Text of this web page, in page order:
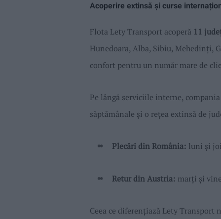
Acoperire extinsă și curse
Flota Lety Transport acoperă 11
Hunedoara, Alba, Sibiu, Mehedinți,
confort pentru un număr mare de
Pe lângă serviciile interne,
săptămânale și o rețea extinsă de
Plecări din România: luni și joi
Returdin Austria: marți și v
Ceea ce diferențiază Lety Transport